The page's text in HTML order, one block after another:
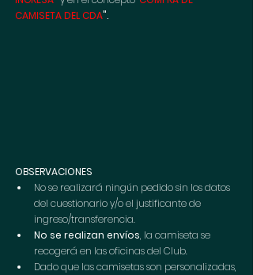
CAMISETA DEL CDA".
OBSERVACIONES
No se realizará ningún pedido sin los datos
del cuestionario y/o el justificante de
ingreso/transferencia.
No se realizan envíos, la camiseta se
recogerá en las oficinas del Club.
Dado que las camisetas son personalizadas,